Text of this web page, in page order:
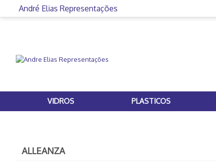
André Elias Representações
VIDROS PLASTICOS
ALLEANZA